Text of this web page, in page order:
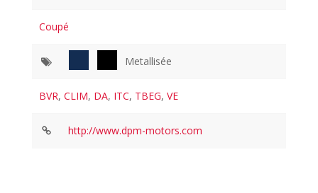
Coupé
Metallisée
BVR,CLIM, DA, ITC, TBEG,VE
http://www.dpm-motors.com